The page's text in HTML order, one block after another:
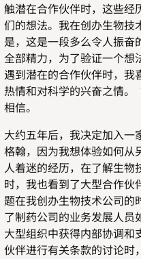
触潜在合作伙伴时，这些经
们的想法。我在创办生物技
是，这是一段多么令人振
全部精力，为了验证一个想
遇到潜在的合作伙伴时，我
热情和对科学的兴奋之情
相信。
大约五年后，我决定加入
格翰，因为我想体验如何从
人着迷的经历，在了解生物
时，我也看到了大型合作伙
题在我创办生物技术公司的
了制药公司的业务发展人员
大型组织中获得内部协调
伙伴进行有关条款的讨论时